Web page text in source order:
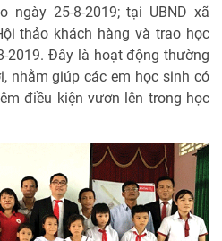
ngày 25-8-2019; tại UBND xã
thảo khách hàng và trao học
2019. Đây là hoạt động thường
nhằm giúp các em học sinh có
điều kiện vươn lên trong học